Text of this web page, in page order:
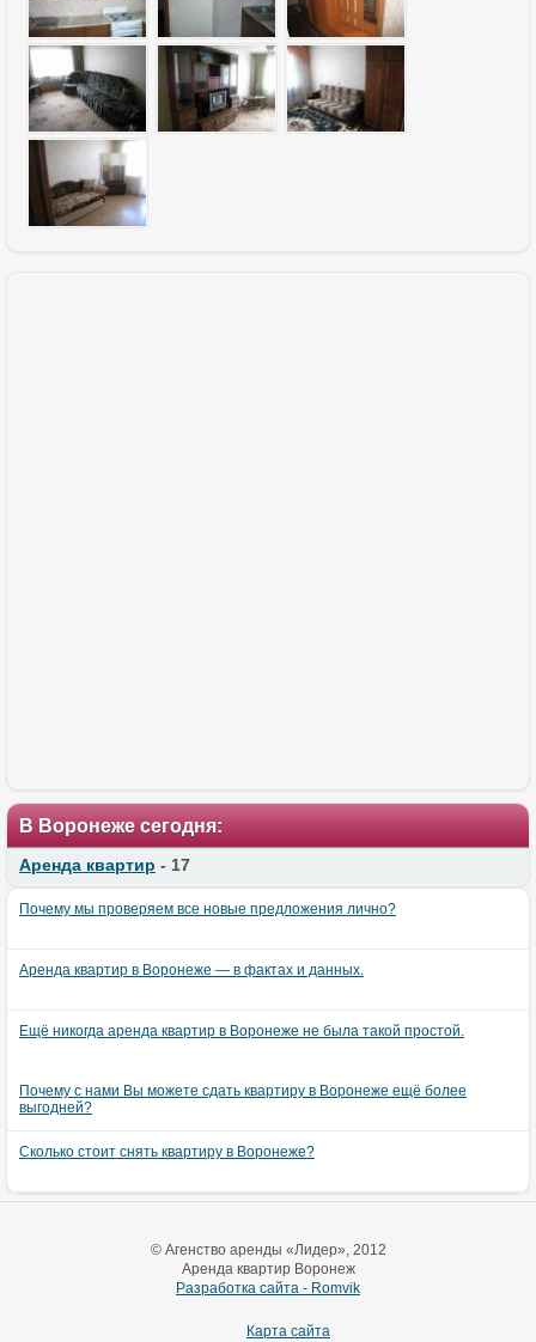
В Воронеже сегодня:
Аренда квартир - 17
Почему мы проверяем все новые предложения лично?
Аренда квартир в Воронеже — в фактах и данных.
Ещё никогда аренда квартир в Воронеже не была такой простой.
Почему с нами Вы можете сдать квартиру в Воронеже ещё более
выгодней?
Сколько стоит снять квартиру в Воронеже?
© Агенство аренды «Лидер», 2012
Аренда квартир Воронеж
Разработка сайта - Romvik
Карта сайта